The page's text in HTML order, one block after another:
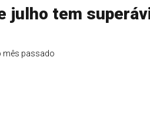
julho tem
mês passado